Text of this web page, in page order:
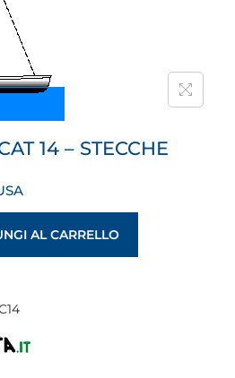
14 – STECCHE
AL CARRELLO